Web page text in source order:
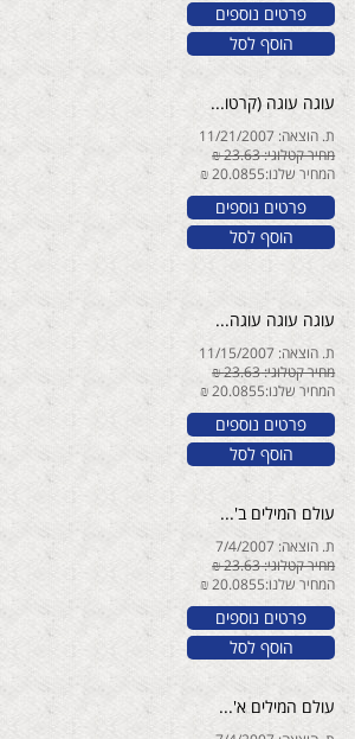
פרטים נוספים
הוסף לסל
עוגה עוגה (קרטו...
ת. הוצאה: 11/21/2007
מחיר קטלוגי: 23.63 ₪
המחיר שלנו:20.0855 ₪
פרטים נוספים
הוסף לסל
עוגה עוגה עוגה...
ת. הוצאה: 11/15/2007
מחיר קטלוגי: 23.63 ₪
המחיר שלנו:20.0855 ₪
פרטים נוספים
הוסף לסל
עולם המילים ב'...
ת. הוצאה: 7/4/2007
מחיר קטלוגי: 23.63 ₪
המחיר שלנו:20.0855 ₪
פרטים נוספים
הוסף לסל
עולם המילים א'...